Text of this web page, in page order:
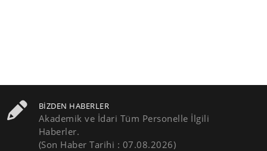
BIZDEN HABERLER
Akademik ve İdari Tüm Personelle İlgili
Haberler.
(Son Haber Tarihi : 07.08.2026)